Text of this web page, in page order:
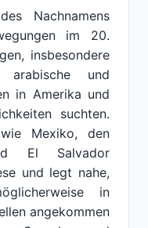
Nachnamens
im 20.
insbesondere
und
in Amerika und
suchten.
Mexiko, den
El Salvador
und legt nahe,
in
angekommen